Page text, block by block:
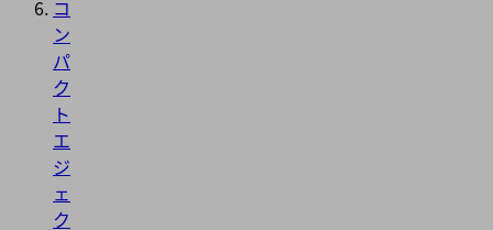
コ
ン
パ
ク
ト
エ
ジ
ェ
ク